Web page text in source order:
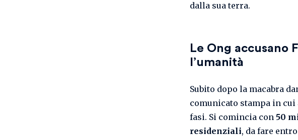
dalla sua terra.
Le Ong accusano
l’umanità
Subito dopo la macabra
comunicato stampa in
fasi. Si comincia con 50
residenziali, da fare